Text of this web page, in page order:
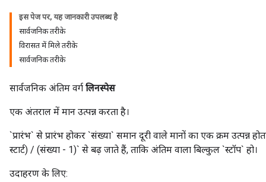
इस पेज पर, यह जानकारी उपलब्ध है
सार्वजनिक तरीके
विरासत में मिले तरीके
सार्वजनिक तरीके
सार्वजनिक अंतिम वर्ग लिनस्पेस
एक अंतराल में मान उत्पन्न करता है।
`प्रारंभ` से प्रारंभ होकर `संख्या` समान दूरी वाले मानों का एक क्रम उत्पन्न
स्टार्ट) / (संख्या - 1)` से बढ़ जाते हैं, ताकि अंतिम वाला बिल्कुल `स्टॉप` हो।
उदाहरण के लिए: